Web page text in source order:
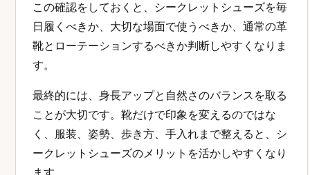
この確認をしておくと、シークレットシューズを毎
日履くべきか、大切な場面で使うべきか、通常の革
靴とローテーションするべきか判断しやすくなりま
す。
最終的には、身長アップと自然さのバランスを取る
ことが大切です。靴だけで印象を変えるのではな
く、服装、姿勢、歩き方、手入れまで整えると、シ
ークレットシューズのメリットを活かしやすくなり
ます。